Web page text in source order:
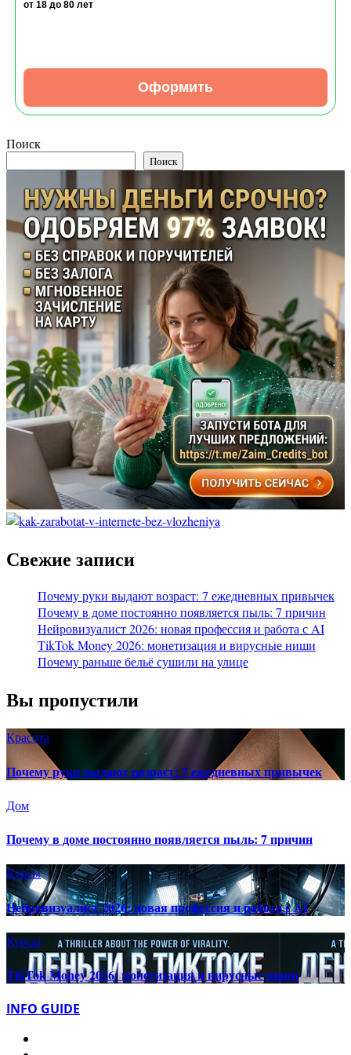
от 18 до 80 лет
Оформить
Поиск
Поиск
Свежие записи
Почему руки выдают возраст: 7 ежедневных привычек
Почему в доме постоянно появляется пыль: 7 причин
Нейровизуалист 2026: новая профессия и работа с AI
TikTok Money 2026: монетизация и вирусные ниши
Почему раньше бельё сушили на улице
Вы пропустили
Красота
Почему руки выдают возраст: 7 ежедневных привычек
Дом
Почему в доме постоянно появляется пыль: 7 причин
Курсы
Нейровизуалист 2026: новая профессия и работа с AI
Курсы
TikTok Money 2026: монетизация и вирусные ниши
INFO GUIDE